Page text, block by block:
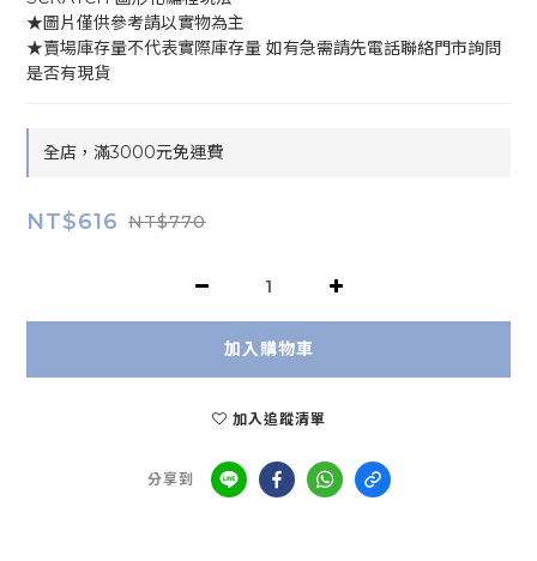
★圖片僅供參考請以實物為主
★賣場庫存量不代表實際庫存量 如有急需請先電話聯絡門市詢問
是否有現貨
全店，滿3000元免運費
NT$616 NT$770
加入購物車
加入追蹤清單
分享到